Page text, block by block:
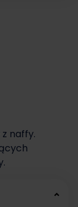
naffy.